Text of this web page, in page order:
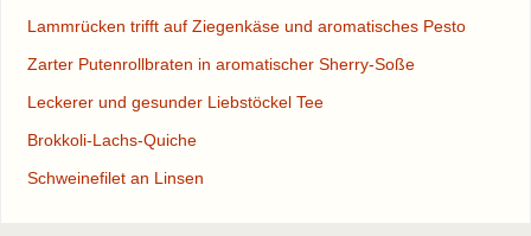
Lammrücken trifft auf Ziegenkäse und aromatisches Pesto
Zarter Putenrollbraten in aromatischer Sherry-Soße
Leckerer und gesunder Liebstöckel Tee
Brokkoli-Lachs-Quiche
Schweinefilet an Linsen